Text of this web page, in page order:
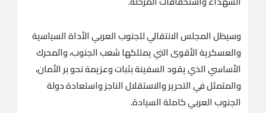
وسيظل المجلس الانتقالي للجنوب العربي الأداة السياسية
والعسكرية الأقوى التي يمتلكها شعب الجنوب، والمحرك
الأساسي الذي يقود السفينة بثبات وعزيمة نحو بر الأمان،
والمتمثل في التحرير والاستقلال الناجز واستعادة دولة
الجنوب العربي كاملة السيادة.